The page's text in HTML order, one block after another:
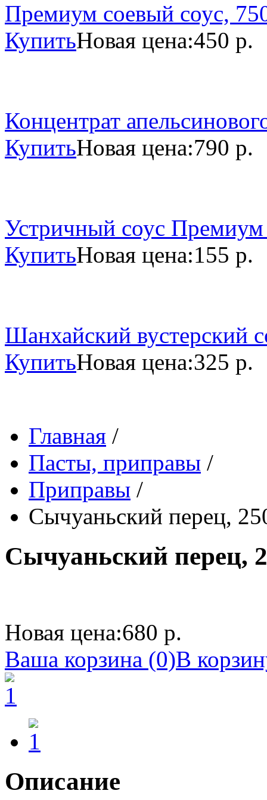
Премиум соевый соус,
КупитьНовая цена:450 р.
Концентрат
КупитьНовая цена:790 р.
Устричный соус
КупитьНовая цена:155 р.
Шанхайский вустерский
КупитьНовая цена:325 р.
Главная /
Пасты, приправы /
Приправы /
Сычуаньский перец,
Сычуаньский перец,
Новая цена:680 р.
Ваша корзина (0)В
Описание